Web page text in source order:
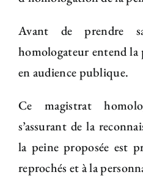
Avant de prendre
homologateur entend la
en audience publique.
Ce magistrat
s’assurant de la
la peine proposée est
reprochés et à la